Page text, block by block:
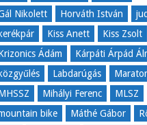
Nikolett
Horváth István
kerékpár
Kiss Anett
Kiss Zsolt
Ádám
Kárpáti Árpád
közgyűlés
Labdarúgás
Mihályi Ferenc
MLSZ
bike
Máthé Gábor